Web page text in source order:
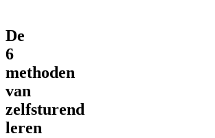
De
6
methoden
van
zelfsturend
leren